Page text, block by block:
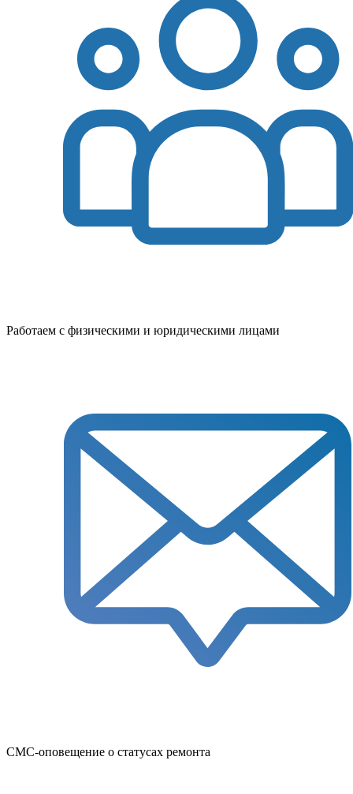
Работаем с физическими и юридическими лицами
СМС-оповещение о статусах ремонта